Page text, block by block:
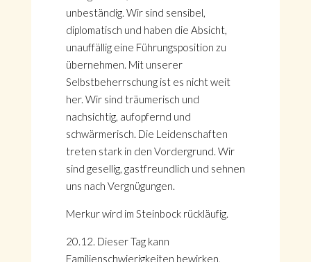
unbeständig. Wir sind sensibel,
diplomatisch und haben die Absicht,
unauffällig eine Führungsposition zu
übernehmen. Mit unserer
Selbstbeherrschung ist es nicht weit
her. Wir sind träumerisch und
nachsichtig, aufopfernd und
schwärmerisch. Die Leidenschaften
treten stark in den Vordergrund. Wir
sind gesellig, gastfreundlich und sehnen
uns nach Vergnügungen.
Merkur wird im Steinbock rückläufig.
20.12. Dieser Tag kann
Familienschwierigkeiten bewirken,